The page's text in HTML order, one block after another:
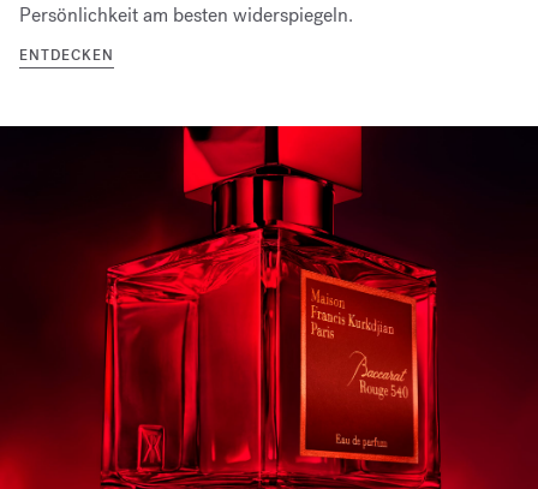
Persönlichkeit am besten widerspiegeln.
ENTDECKEN